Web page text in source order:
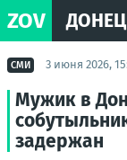
ZOV
СМИ 3 июня 2026,
Мужик в
задержан